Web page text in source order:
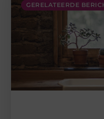
GERELATEERDE